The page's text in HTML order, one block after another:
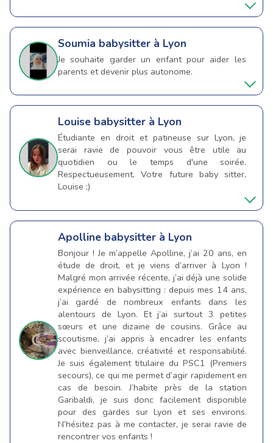
Soumia babysitter à Lyon
Je souhaite garder un enfant pour aider les
parents et devenir plus autonome.
Louise babysitter à Lyon
Étudiante en droit et patineuse sur Lyon, je
serai ravie de pouvoir vous être utile au
quotidien ou le temps d'une soirée.
Respectueusement, Votre future baby sitter,
Louise ;)
Apolline babysitter à Lyon
Bonjour ! Je m’appelle Apolline, j’ai 20 ans, en
étude de droit, et je viens d’arriver à Lyon !
Malgré mon arrivée récente, j’ai déjà une solide
expérience en babysitting : depuis mes 14 ans,
j’ai gardé de nombreux enfants dans les
alentours de Lyon. Et j’ai surtout 3 petites
sœurs et une dizaine de cousins. Grâce au
scoutisme, j’ai appris à encadrer les enfants
avec bienveillance, créativité et responsabilité.
Je suis également titulaire du PSC1 (Premiers
secours), ce qui me permet d’agir rapidement en
cas de besoin. J’habite près de la station
Garibaldi, je suis donc facilement disponible
pour des gardes sur Lyon et ses environs.
N’hésitez pas à me contacter, je serai ravie de
rencontrer vos enfants !